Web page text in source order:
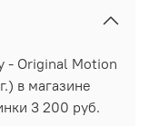
- Original Motion
в магазине
3 200 руб.